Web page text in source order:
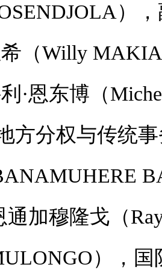
）
（Willy
·恩东博（
方分权与传统
BANAMUHERE
通加穆隆戈（
），